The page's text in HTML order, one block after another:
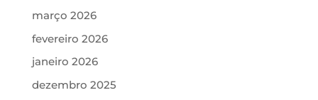
março 2026
fevereiro 2026
janeiro 2026
dezembro 2025